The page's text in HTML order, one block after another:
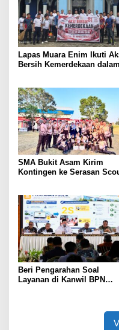
Lapas Muara Enim Ikuti
Bersih Kemerdekaan dalam
SMA Bukit Asam Kirim
Kontingen ke Serasan
Siswa
Beri Pengarahan Soal
Layanan di Kanwil BPN